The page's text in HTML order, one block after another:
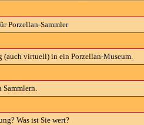
Porzellan-Sammler
(auch virtuell) in ein Porzellan-Museum.
Sammlern.
Was ist Sie wert?